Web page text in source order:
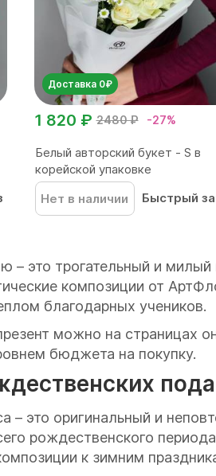
Доставка 0₽
2480 ₽ -27%
1 820 ₽
Белый авторский букет - S в
корейской упаковке
Нет в наличии
Быстрый
– это трогательный и
композиции от
благодарных учеников.
можно на страницах
бюджета на покупку.
– это оригинальный и
рождественского
к зимним